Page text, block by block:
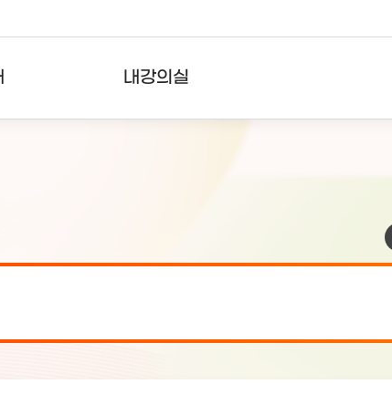
내강의실
검 안내(7월 24일 19:00 ~ 7월... 2026-07-